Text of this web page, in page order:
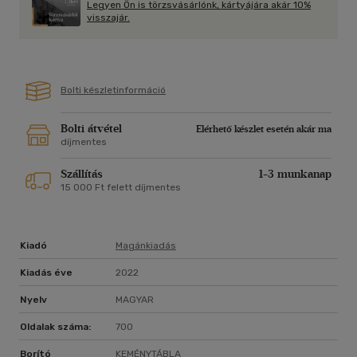
Legyen Ön is törzsvásárlónk, kártyájára akár 10%
visszajár.
Bolti készletinformáció
Bolti átvétel
Elérhető készlet esetén akár ma
díjmentes
Szállítás 1-3 munkanap
15 000 Ft felett díjmentes
Kiadó Magánkiadás
Kiadás éve 2022
Nyelv MAGYAR
Oldalak száma: 700
Borító KEMÉNYTÁBLA